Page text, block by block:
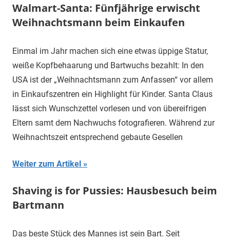
Walmart-Santa: Fünfjährige erwischt
Weihnachtsmann beim Einkaufen
Einmal im Jahr machen sich eine etwas üppige Statur,
weiße Kopfbehaarung und Bartwuchs bezahlt: In den
USA ist der „Weihnachtsmann zum Anfassen“ vor allem
in Einkaufszentren ein Highlight für Kinder. Santa Claus
lässt sich Wunschzettel vorlesen und von übereifrigen
Eltern samt dem Nachwuchs fotografieren. Während zur
Weihnachtszeit entsprechend gebaute Gesellen
Weiter zum Artikel
Shaving is for Pussies: Hausbesuch beim
Bartmann
Das beste Stück des Mannes ist sein Bart. Seit